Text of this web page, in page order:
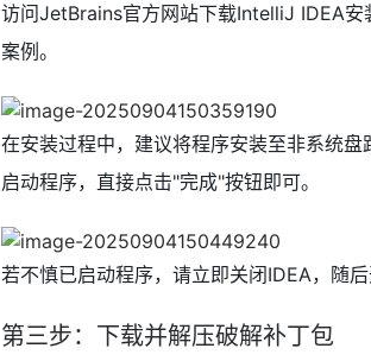
访问JetBrains官方网站下载IntelliJ IDEA
案例。
在安装过程中，建议将程序安装至非系统
启动程序，直接点击"完成"按钮即可。
若不慎已启动程序，请立即关闭IDEA，随后
第三步：下载并解压破解补丁包